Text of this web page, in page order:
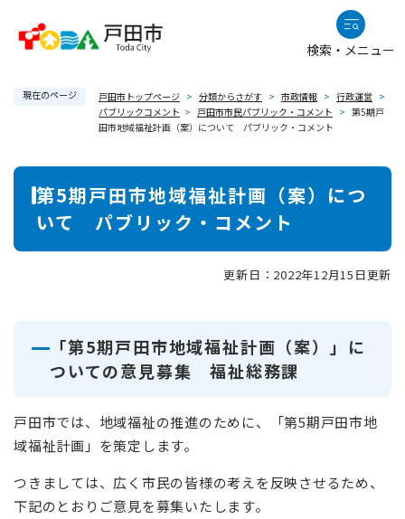
検索・メニュー
現在のページ 戸田市トップページ > 分類からさがす > 市政情報 > 行政運営 >
パブリックコメント > 戸田市市民パブリック・コメント > 第5期戸
田市地域福祉計画（案）について パブリック・コメント
本
第5期戸田市地域福祉計画（案）につ
いて パブリック・コメント
更新日：2022年12月15日更新
「第5期戸田市地域福祉計画（案）」に
ついての意見募集 福祉総務課
戸田市では、地域福祉の推進のために、「第5期戸田市地
域福祉計画」を策定します。
つきましては、広く市民の皆様の考えを反映させるため、
下記のとおりご意見を募集いたします。